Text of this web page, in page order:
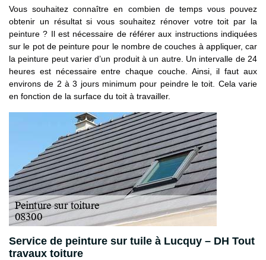
Vous souhaitez connaître en combien de temps vous pouvez
obtenir un résultat si vous souhaitez rénover votre toit par la
peinture ? Il est nécessaire de référer aux instructions indiquées
sur le pot de peinture pour le nombre de couches à appliquer, car
la peinture peut varier d’un produit à un autre. Un intervalle de 24
heures est nécessaire entre chaque couche. Ainsi, il faut aux
environs de 2 à 3 jours minimum pour peindre le toit. Cela varie
en fonction de la surface du toit à travailler.
Service de peinture sur tuile à Lucquy – DH Tout
travaux toiture